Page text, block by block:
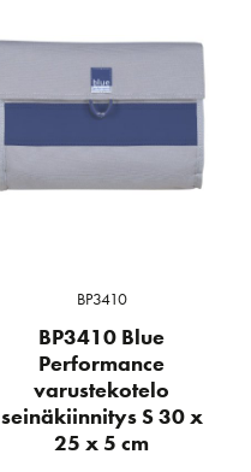
BP3410
BP3410 Blue
Performance
varustekotelo
seinäkiinnitys S 30 x
25 x 5 cm